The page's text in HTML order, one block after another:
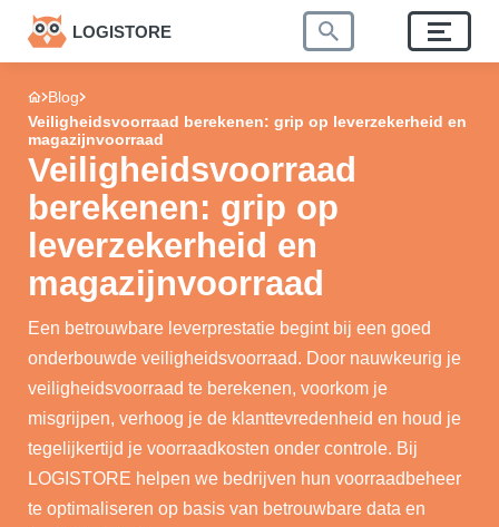
LOGISTORE
Blog
Veiligheidsvoorraad berekenen: grip op leverzekerheid en
magazijnvoorraad
Veiligheidsvoorraad
berekenen: grip op
leverzekerheid en
magazijnvoorraad
Een betrouwbare leverprestatie begint bij een goed
onderbouwde veiligheidsvoorraad. Door nauwkeurig je
veiligheidsvoorraad te berekenen, voorkom je
misgrijpen, verhoog je de klanttevredenheid en houd je
tegelijkertijd je voorraadkosten onder controle. Bij
LOGISTORE helpen we bedrijven hun voorraadbeheer
te optimaliseren op basis van betrouwbare data en